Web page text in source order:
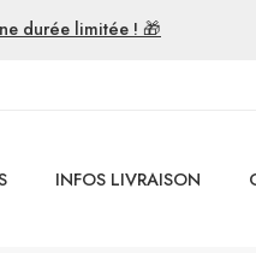
durée limitée ! 🎁
INFOS LIVRAISON